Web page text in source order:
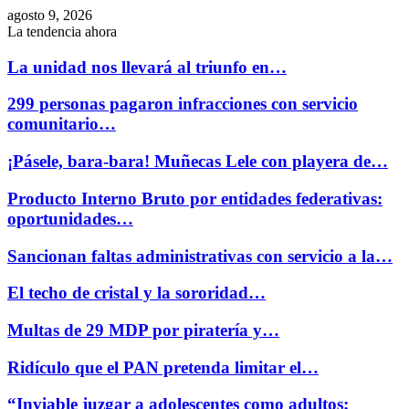
agosto 9, 2026
La tendencia ahora
La unidad nos llevará al triunfo en…
299 personas pagaron infracciones con servicio
comunitario…
¡Pásele, bara-bara! Muñecas Lele con playera de…
Producto Interno Bruto por entidades federativas:
oportunidades…
Sancionan faltas administrativas con servicio a la…
El techo de cristal y la sororidad…
Multas de 29 MDP por piratería y…
Ridículo que el PAN pretenda limitar el…
“Inviable juzgar a adolescentes como adultos;